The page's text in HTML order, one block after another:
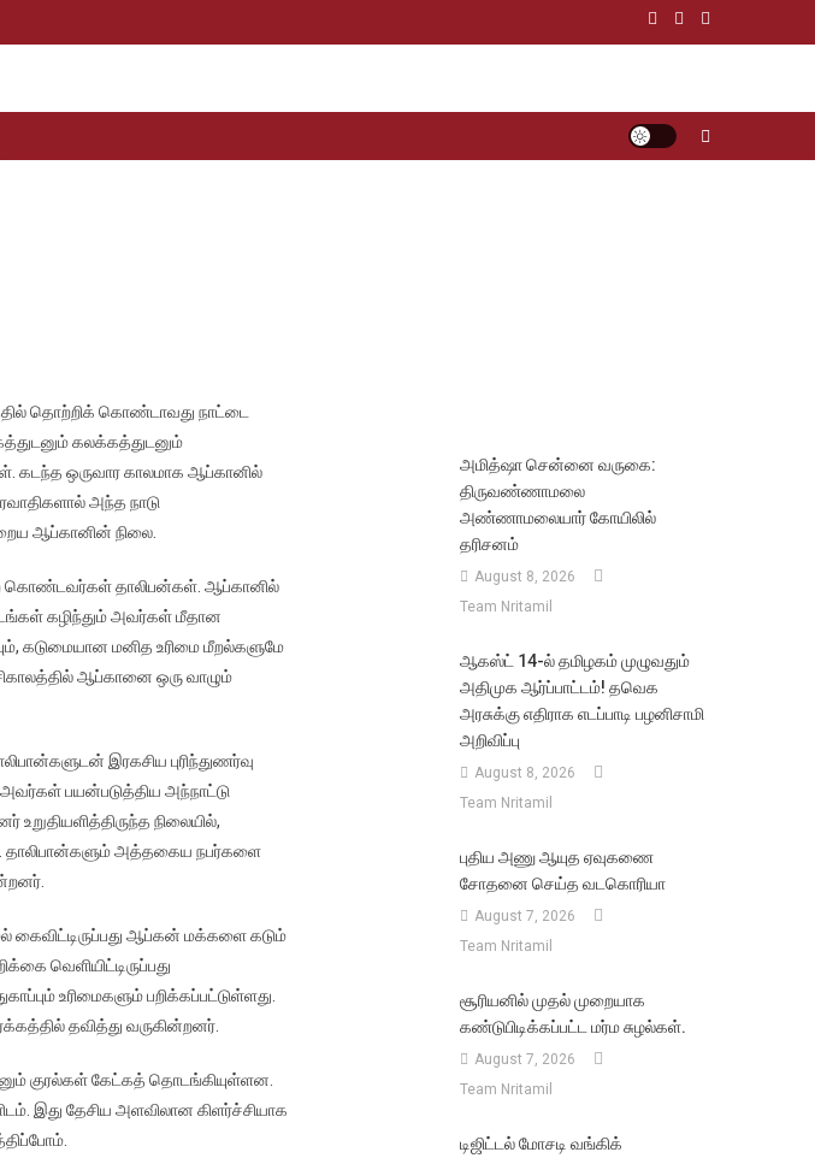
தொற்றிக் கொண்டாவது நாட்டை
கலக்கத்துடனும்
கடந்த ஒருவார காலமாக ஆப்கானில்
அந்த நாடு
ஆப்கானின் நிலை.
கொண்டவர்கள் தாலிபன்கள். ஆப்கானில்
கழிந்தும் அவர்கள் மீதான
கடுமையான மனித உரிமை மீறல்களுமே
ஆப்கானை ஒரு வாழும்
இரகசிய புரிந்துணர்வு
பயன்படுத்திய அந்நாட்டு
நிலையில்,
தாலிபான்களும் அத்தகைய நபர்களை
கைவிட்டிருப்பது ஆப்கன் மக்களை கடும்
வெளியிட்டிருப்பது
உரிமைகளும் பறிக்கப்பட்டுள்ளது.
தவித்து வருகின்றனர்.
குரல்கள் கேட்கத் தொடங்கியுள்ளன.
இது தேசிய அளவிலான கிளர்ச்சியாக
அமித்ஷா சென்னை வருகை:
திருவண்ணாமலை
அண்ணாமலையார் கோயிலில்
தரிசனம்
August 8, 2026
Team Nritamil
ஆகஸ்ட் 14-ல் தமிழகம் முழுவதும்
அதிமுக ஆர்ப்பாட்டம்! தவெக
அரசுக்கு எதிராக எடப்பாடி பழனிசாமி
அறிவிப்பு
August 8, 2026
Team Nritamil
புதிய அணு ஆயுத ஏவுகணை
சோதனை செய்த வடகொரியா
August 7, 2026
Team Nritamil
சூரியனில் முதல் முறையாக
கண்டுபிடிக்கப்பட்ட மர்ம சுழல்கள்.
August 7, 2026
Team Nritamil
டிஜிட்டல் மோசடி வங்கிக்